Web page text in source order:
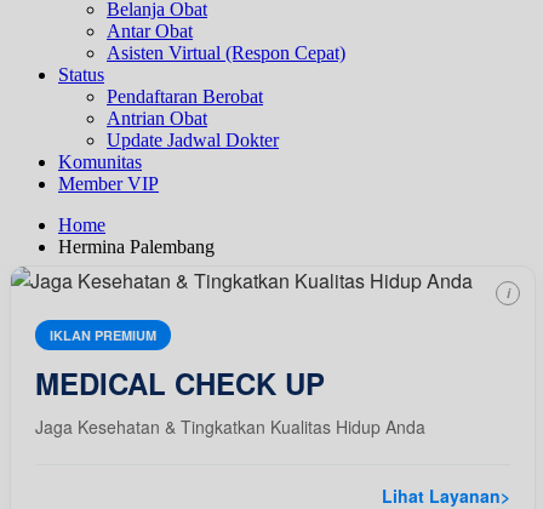
Belanja Obat
Antar Obat
Asisten Virtual (Respon Cepat)
Status
Pendaftaran Berobat
Antrian Obat
Update Jadwal Dokter
Komunitas
Member VIP
Home
Hermina Palembang
IKLAN PREMIUM
MEDICAL CHECK UP
Jaga Kesehatan & Tingkatkan Kualitas Hidup Anda
Lihat Layanan>
i